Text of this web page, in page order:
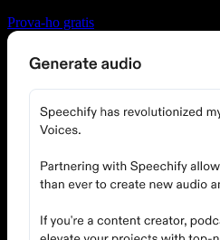
Prova-ho gratis